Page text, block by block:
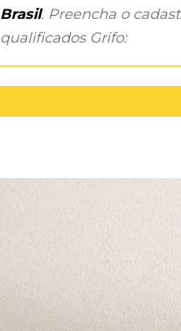
Brasil. Preencha o
qualificados Grifo: